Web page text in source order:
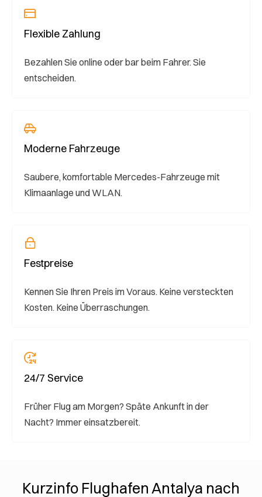
Flexible Zahlung
Bezahlen Sie online oder bar beim Fahrer. Sie
entscheiden.
Moderne Fahrzeuge
Saubere, komfortable Mercedes-Fahrzeuge mit
Klimaanlage und WLAN.
Festpreise
Kennen Sie Ihren Preis im Voraus. Keine versteckten
Kosten. Keine Überraschungen.
24/7 Service
Früher Flug am Morgen? Späte Ankunft in der
Nacht? Immer einsatzbereit.
Kurzinfo Flughafen Antalya nach